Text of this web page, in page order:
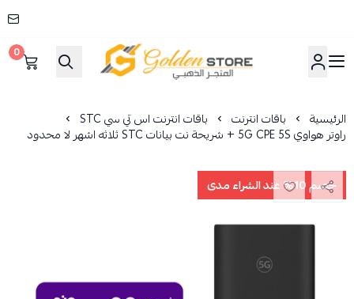
المتجر الذهبي
0
الرئيسية باقات انترنت باقات انترنت اس تي سي STC
راوتر هواوي 5G CPE 5S + شريحة نت بيانات STC ثلاثه اشهر لا محدود
خصم 10% عند الشراء مدى